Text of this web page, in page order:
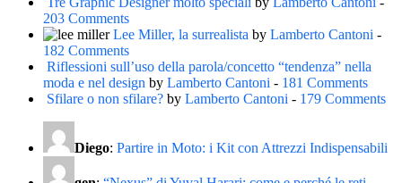
203 Comments
Lee Miller, la surrealista by Lamberto Cantoni -
182 Comments
Riflessioni sull’uso della parola/concetto “tendenza” nella
moda e nel design by Lamberto Cantoni - 181 Comments
Sfilare o non sfilare? by Lamberto Cantoni - 179 Comments
Diego: Partire in Moto: i Kit con Attrezzi Indispensabili